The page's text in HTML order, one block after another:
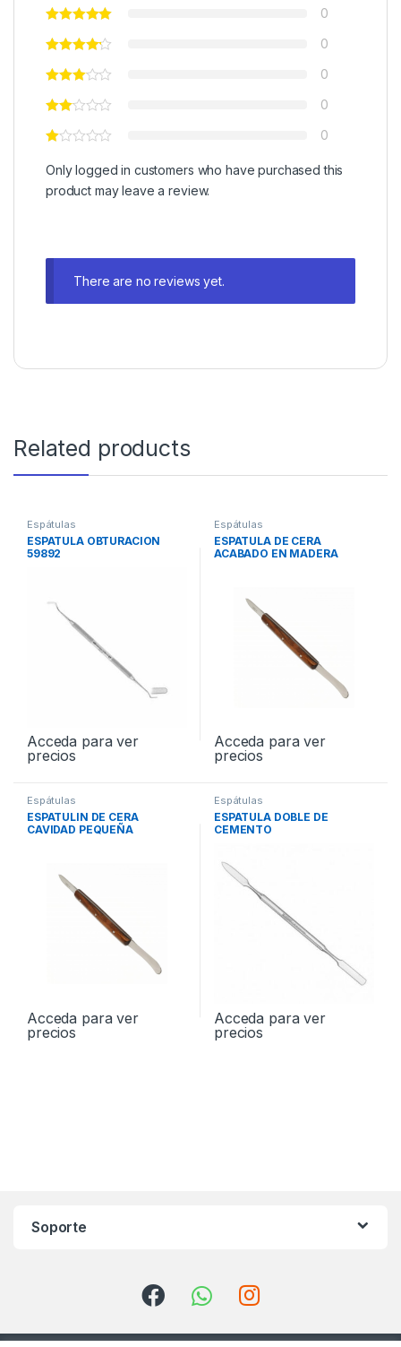
0
0
0
0
0
Only logged in customers who have purchased this
product may leave a review.
There are no reviews yet.
Related products
Espátulas
ESPATULA OBTURACION
59892
Acceda para ver
precios
Espátulas
ESPATULA DE CERA
ACABADO EN MADERA
Acceda para ver
precios
Espátulas
ESPATULIN DE CERA
CAVIDAD PEQUEÑA
Acceda para ver
precios
Espátulas
ESPATULA DOBLE DE
CEMENTO
Acceda para ver
precios
Soporte